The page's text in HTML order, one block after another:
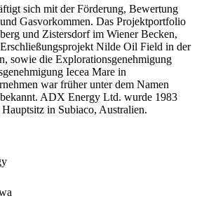
sich mit der Förderung, Bewertung
Gasvorkommen. Das Projektportfolio
und Zistersdorf im Wiener Becken,
Nilde Oil Field in der
sowie die Explorationsgenehmigung
Iecea Mare in
war früher unter dem Namen
ADX Energy Ltd. wurde 1983
in Subiaco, Australien.